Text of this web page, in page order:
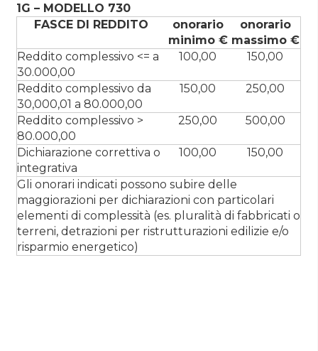
1G – MODELLO 730
FASCE DI REDDITO
onorario
minimo €
onorario
massimo €
Reddito complessivo <= a
30.000,00
100,00 150,00
Reddito complessivo da
30,000,01 a 80.000,00
150,00 250,00
Reddito complessivo >
80.000,00
250,00 500,00
Dichiarazione correttiva o
integrativa
100,00 150,00
Gli onorari indicati possono subire delle
maggiorazioni per dichiarazioni con particolari
elementi di complessità (es. pluralità di fabbricati o
terreni, detrazioni per ristrutturazioni edilizie e/o
risparmio energetico)